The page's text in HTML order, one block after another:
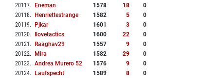
20117. Eneman 1578 18
0
20118. Henriettestrange 1582 5
0
20119. Pjkar 1601 3
0
20120. Ilovetactics 1600 22
0
20121 . Raaghav29 1557 9
0
20122. Mira 1582 29
0
20123. Andrea Murero 52 1576 9
0
20124. Laufspecht 1589 8
0